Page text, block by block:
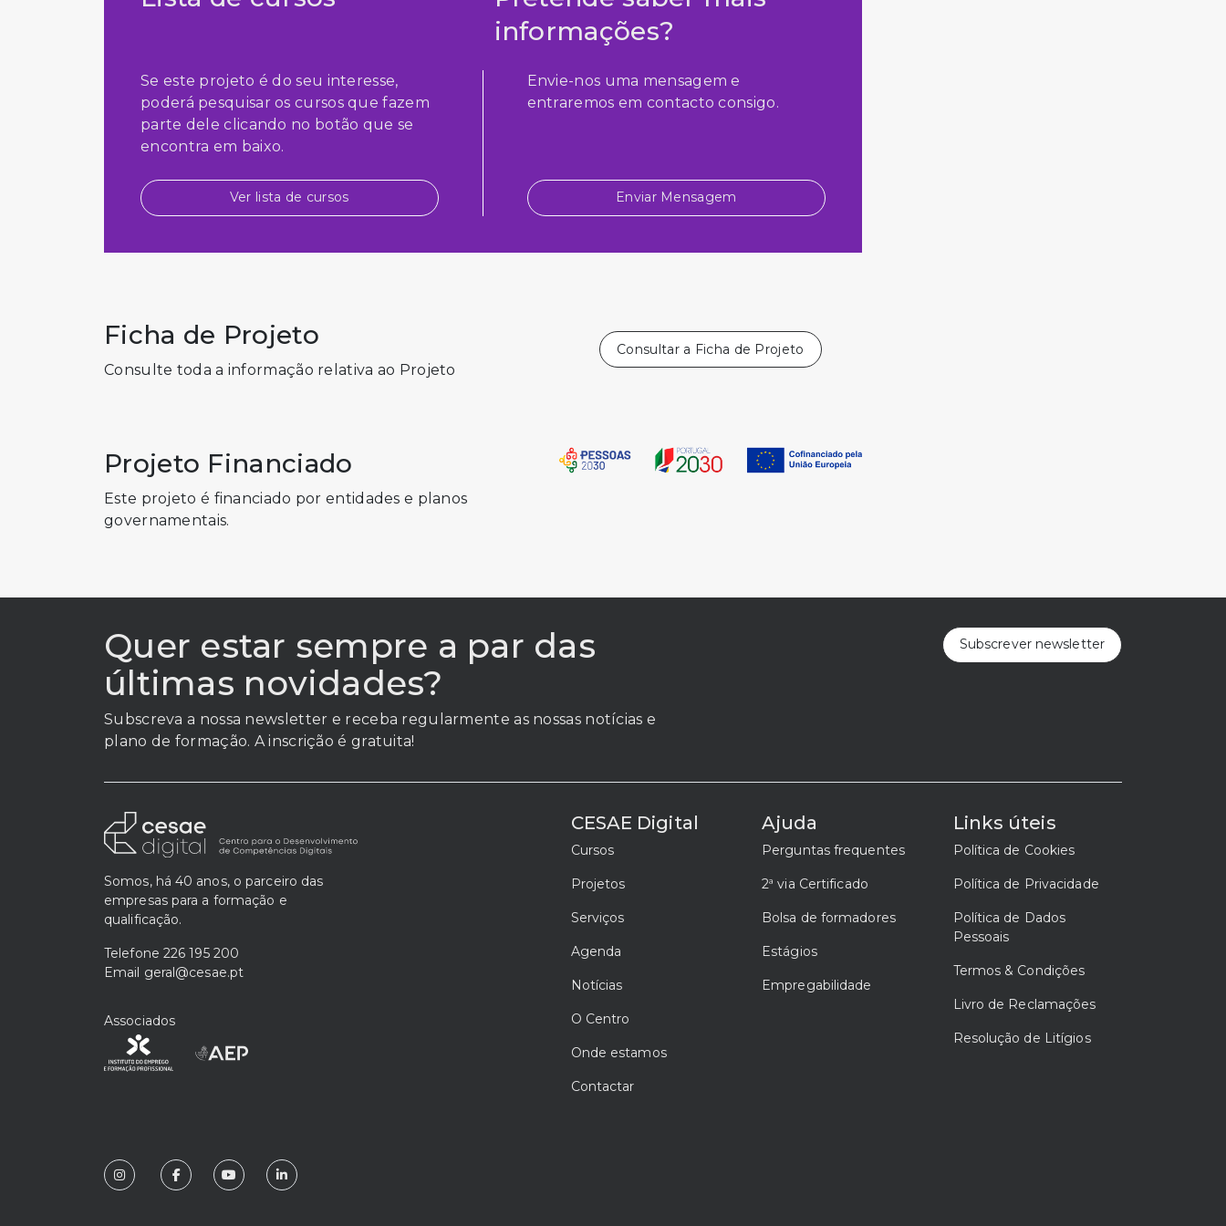
informações?
Se este projeto é do seu interesse,
poderá pesquisar os cursos que fazem
parte dele clicando no botão que se
encontra em baixo.
Ver lista de cursos
Envie-nos uma mensagem e
entraremos em contacto consigo.
Enviar Mensagem
Ficha de Projeto
Consulte toda a informação relativa ao Projeto
Consultar a Ficha de Projeto
Projeto Financiado
Este projeto é financiado por entidades e planos
governamentais.
Quer estar sempre a par das
últimas novidades?
Subscreva a nossa newsletter e receba regularmente as nossas notícias e
plano de formação. A inscrição é gratuita!
Subscrever newsletter
Somos, há 40 anos, o parceiro das
empresas para a formação e
qualificação.
Telefone 226 195 200
Email geral@cesae.pt
Associados
CESAE Digital
Cursos
Projetos
Serviços
Agenda
Notícias
O Centro
Onde estamos
Contactar
Ajuda
Perguntas frequentes
2ª via Certificado
Bolsa de formadores
Estágios
Empregabilidade
Links úteis
Política de Cookies
Política de Privacidade
Política de Dados
Pessoais
Termos & Condições
Livro de Reclamações
Resolução de Litígios